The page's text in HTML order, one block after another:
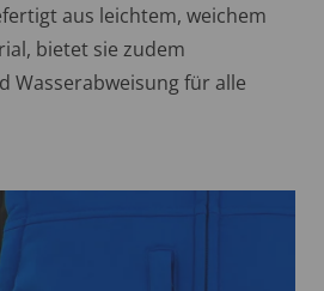
aus leichtem, weichem
bietet sie zudem
Wasserabweisung für alle